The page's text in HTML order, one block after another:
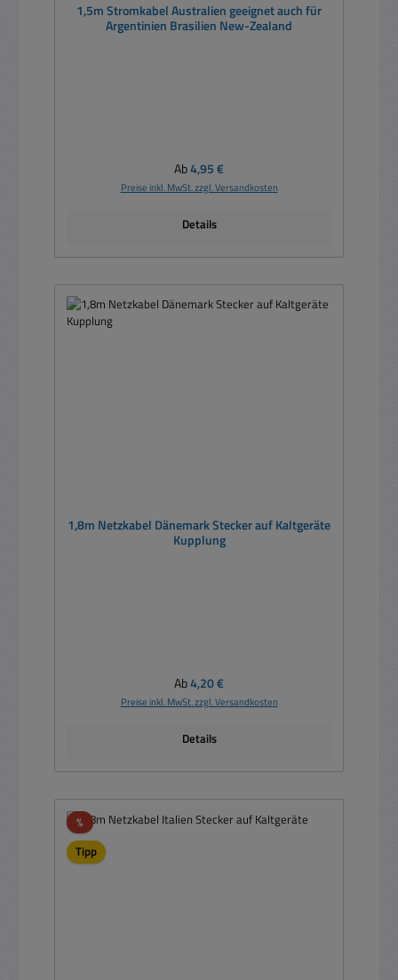
1,5m Stromkabel Australien geeignet auch für
Argentinien Brasilien New-Zealand
Regulärer Preis:
Ab4,95 €
Preise inkl. MwSt. zzgl. Versandkosten
Details
1,8m Netzkabel Dänemark Stecker auf Kaltgeräte
Kupplung
Regulärer Preis:
Ab4,20 €
Preise inkl. MwSt. zzgl. Versandkosten
Details
%Rabatt
Tipp